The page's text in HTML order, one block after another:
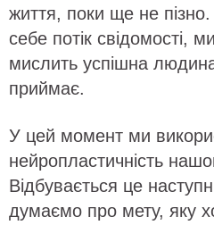
життя, поки ще не
себе потік свідомості,
мислить успішна
приймає.
У цей момент ми
нейропластичність
Відбувається це
думаємо про мету, яку